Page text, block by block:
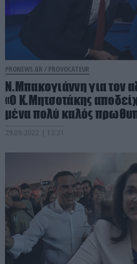
PRONEWS.GR / PROVOCATEUR
Ν.Μπακογιάννη για τον
«Ο Κ.Μητσοτάκης
μένα πολύ καλός
29.09.2022 | 13:31